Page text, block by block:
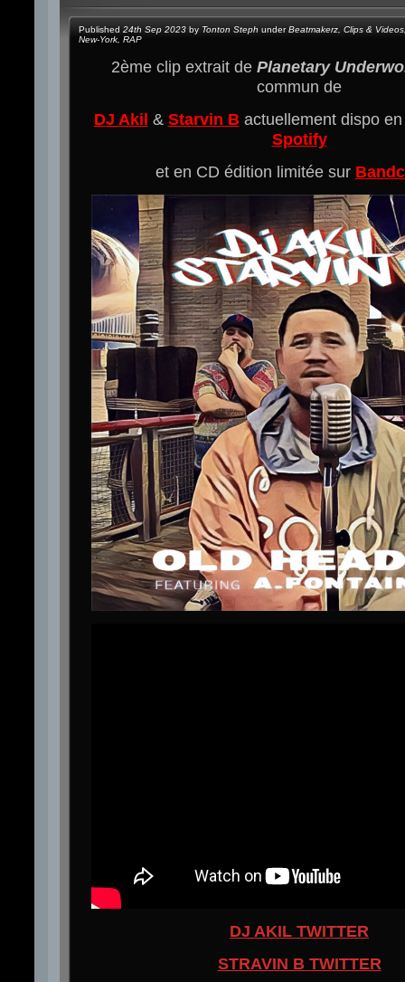
Published 24th Sep 2023 by Tonton Steph underBeatmakerz Clips & Videos
New-York RAP
2ème clip extrait de Planetary
commun de
DJ Akil & Starvin Bactuellement dispo
Spotify
et en CD édition limitée sur
DJ AKIL TWITTER
STRAVIN B TWITTER